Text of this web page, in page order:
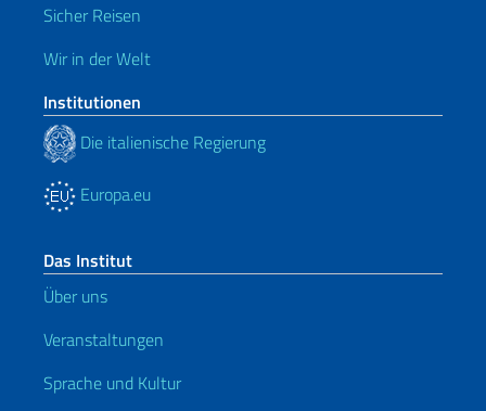
Sicher Reisen
Wir in der Welt
Institutionen
Die italienische Regierung
Europa.eu
Das Institut
Über uns
Veranstaltungen
Sprache und Kultur